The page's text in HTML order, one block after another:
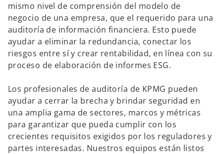
mismo nivel de comprensión del modelo de
negocio de una empresa, que el requerido para una
auditoría de información financiera. Esto puede
ayudar a eliminar la redundancia, conectar los
riesgos entre sí y crear rentabilidad, en línea con su
proceso de elaboración de informes ESG.
Los profesionales de auditoría de KPMG pueden
ayudar a cerrar la brecha y brindar seguridad en
una amplia gama de sectores, marcos y métricas
para garantizar que pueda cumplir con los
crecientes requisitos exigidos por los reguladores y
partes interesadas. Nuestros equipos están listos